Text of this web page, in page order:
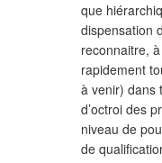
que
dispensation
reconnaitre,
rapidement
à venir) dans
d’octroi des
niveau de
de